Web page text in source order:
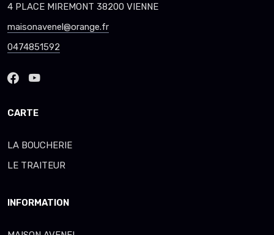
4 PLACE MIREMONT 38200 VIENNE
maisonavenel@orange.fr
0474851592
CARTE
LA BOUCHERIE
LE TRAITEUR
INFORMATION